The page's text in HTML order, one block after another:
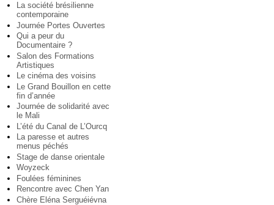
La société brésilienne
contemporaine
Journée Portes Ouvertes
Qui a peur du
Documentaire ?
Salon des Formations
Artistiques
Le cinéma des voisins
Le Grand Bouillon en cette
fin d’année
Journée de solidarité avec
le Mali
L’été du Canal de L’Ourcq
La paresse et autres
menus péchés
Stage de danse orientale
Woyzeck
Foulées féminines
Rencontre avec Chen Yan
Chère Eléna Serguéiévna